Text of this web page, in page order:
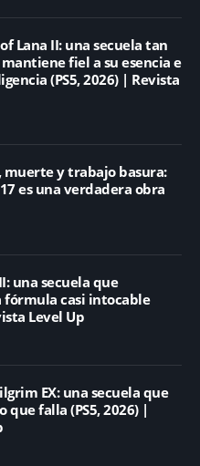
Lana II: una secuela tan
fiel a su esencia e
(PS5, 2026) | Revista
muerte y trabajo basura:
es una verdadera obra
una secuela que
fórmula casi intocable
Level Up
EX: una secuela que
que falla (PS5, 2026) |